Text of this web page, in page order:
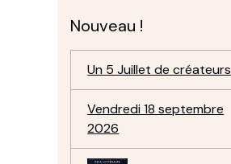
Nouveau !
Un 5 Juillet de créateurs
Vendredi 18 septembre
2026